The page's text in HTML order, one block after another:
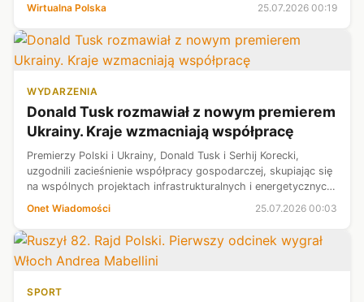
Wirtualna Polska 25.07.2026 00:19
WYDARZENIA
Donald Tusk rozmawiał z nowym premierem
Ukrainy. Kraje wzmacniają współpracę
Premierzy Polski i Ukrainy, Donald Tusk i Serhij Korecki,
uzgodnili zacieśnienie współpracy gospodarczej, skupiając się
na wspólnych projektach infrastrukturalnych i energetycznych.
Rozmowa, która odbyła się w piątek, 24 lipca 2026 r., ma
Onet Wiadomości 25.07.2026 00:03
SPORT